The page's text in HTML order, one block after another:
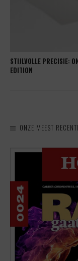
STIJLVOLLE PRECISIE:
EDITION
ONZE MEEST